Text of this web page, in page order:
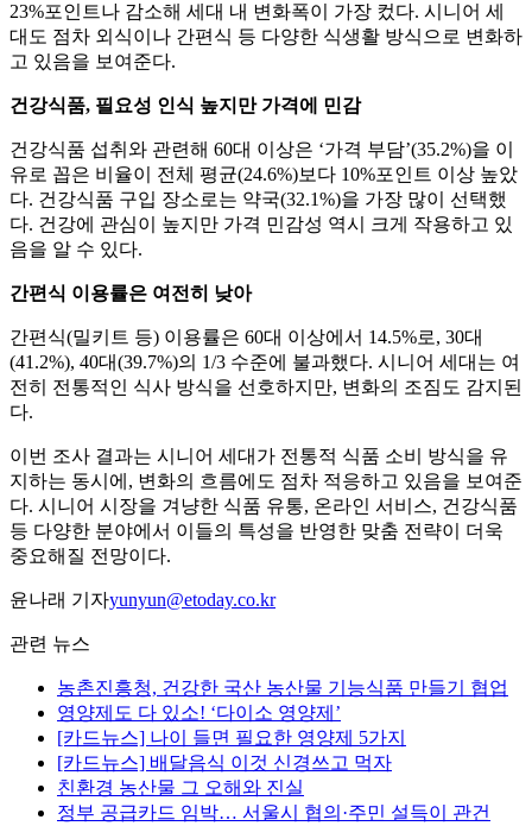
23%포인트나 감소해 세대 내 변화폭이 가장 컸다. 시니어 세
대도 점차 외식이나 간편식 등 다양한 식생활 방식으로 변화하
고 있음을 보여준다.
건강식품, 필요성 인식 높지만 가격에 민감
건강식품 섭취와 관련해 60대 이상은 ‘가격 부담’(35.2%)을 이
유로 꼽은 비율이 전체 평균(24.6%)보다 10%포인트 이상 높았
다. 건강식품 구입 장소로는 약국(32.1%)을 가장 많이 선택했
다. 건강에 관심이 높지만 가격 민감성 역시 크게 작용하고 있
음을 알 수 있다.
간편식 이용률은 여전히 낮아
간편식(밀키트 등) 이용률은 60대 이상에서 14.5%로, 30대
(41.2%), 40대(39.7%)의 1/3 수준에 불과했다. 시니어 세대는 여
전히 전통적인 식사 방식을 선호하지만, 변화의 조짐도 감지된
다.
이번 조사 결과는 시니어 세대가 전통적 식품 소비 방식을 유
지하는 동시에, 변화의 흐름에도 점차 적응하고 있음을 보여준
다. 시니어 시장을 겨냥한 식품 유통, 온라인 서비스, 건강식품
등 다양한 분야에서 이들의 특성을 반영한 맞춤 전략이 더욱
중요해질 전망이다.
윤나래 기자yunyun@etoday.co.kr
관련 뉴스
농촌진흥청, 건강한 국산 농산물 기능식품 만들기 협업
영양제도 다 있소! ‘다이소 영양제’
[카드뉴스] 나이 들면 필요한 영양제 5가지
[카드뉴스] 배달음식 이것 신경쓰고 먹자
친환경 농산물 그 오해와 진실
정부 공급카드 임박… 서울시 협의·주민 설득이 관건